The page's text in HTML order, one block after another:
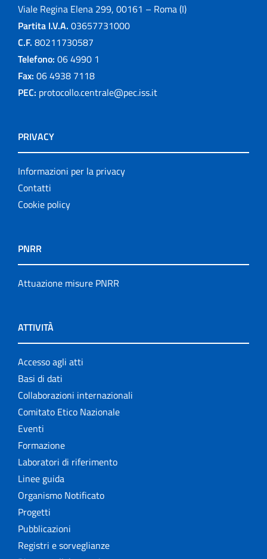
Viale Regina Elena 299, 00161 – Roma (I)
Partita I.V.A. 03657731000
C.F. 80211730587
Telefono: 06 4990 1
Fax: 06 4938 7118
PEC: protocollo.centrale@pec.iss.it
PRIVACY
Informazioni per la privacy
Contatti
Cookie policy
PNRR
Attuazione misure PNRR
ATTIVITÀ
Accesso agli atti
Basi di dati
Collaborazioni internazionali
Comitato Etico Nazionale
Eventi
Formazione
Laboratori di riferimento
Linee guida
Organismo Notificato
Progetti
Pubblicazioni
Registri e sorveglianze